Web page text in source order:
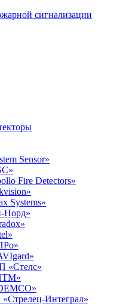
сигнализации
Sensor»
Fire Detectors»
Systems»
Норд»
«Стелс»
Интеграл»